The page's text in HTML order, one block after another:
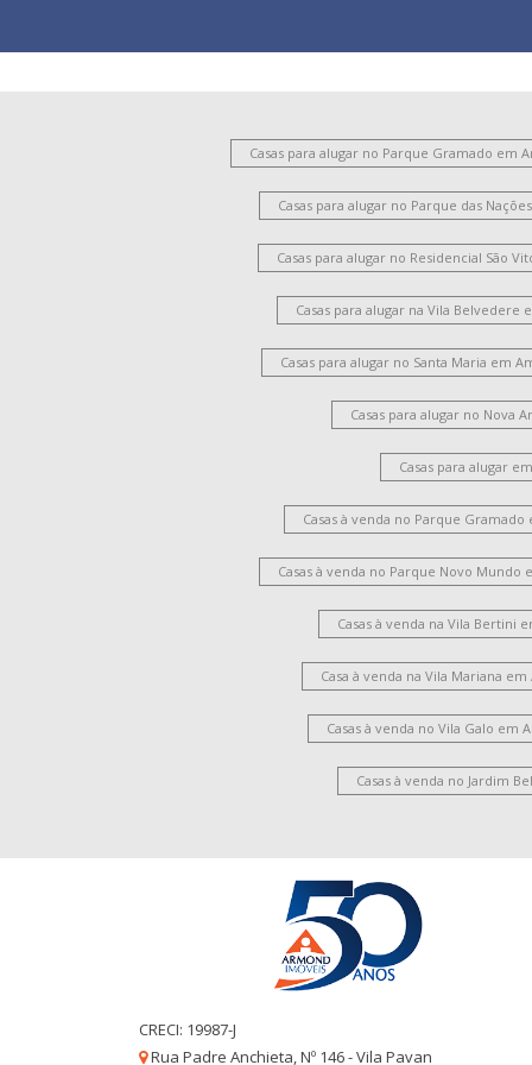
Casas para alugar no Parque Gramado em
Casas para alugar no Parque das
Casas para alugar no Residencial São
Casas para alugar na Vila Belvedere
Casas para alugar no Santa Maria em
Casas para alugar no Nova
Casas para alugar
Casas à venda no Parque Gramado
Casas à venda no Parque Novo Mundo
Casas à venda na Vila Bertini
Casa à venda na Vila Mariana
Casas à venda no Vila Galo em
Casas à venda no Jardim
CRECI: 19987-J
Rua Padre Anchieta, Nº 146 - Vila Pavan